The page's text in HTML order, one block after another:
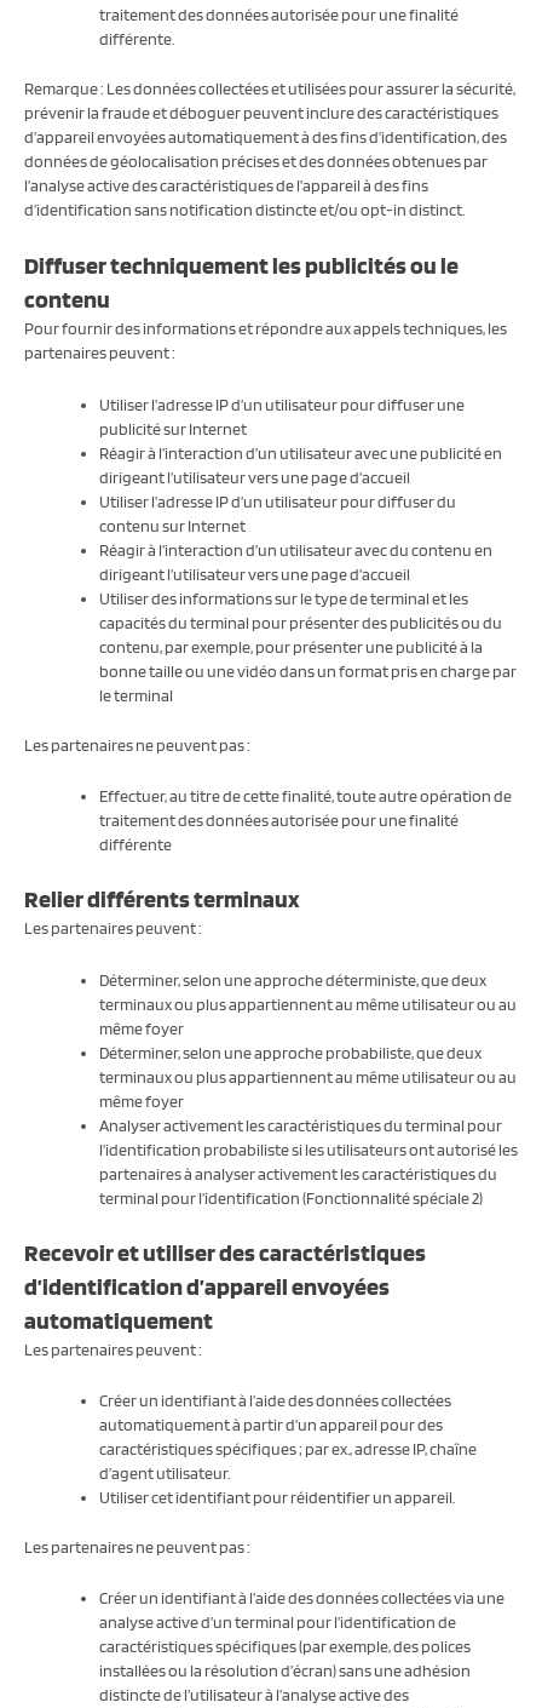
traitement des données autorisée pour une finalité
différente.
Remarque : Les données collectées et utilisées pour assurer la sécurité,
prévenir la fraude et déboguer peuvent inclure des caractéristiques
d’appareil envoyées automatiquement à des fins d’identification, des
données de géolocalisation précises et des données obtenues par
l’analyse active des caractéristiques de l’appareil à des fins
d’identification sans notification distincte et/ou opt-in distinct.
Diffuser techniquement les publicités ou le
contenu
Pour fournir des informations et répondre aux appels techniques, les
partenaires peuvent :
Utiliser l’adresse IP d’un utilisateur pour diffuser une
publicité sur Internet
Réagir à l’interaction d’un utilisateur avec une publicité en
dirigeant l’utilisateur vers une page d’accueil
Utiliser l’adresse IP d’un utilisateur pour diffuser du
contenu sur Internet
Réagir à l’interaction d’un utilisateur avec du contenu en
dirigeant l’utilisateur vers une page d’accueil
Utiliser des informations sur le type de terminal et les
capacités du terminal pour présenter des publicités ou du
contenu, par exemple, pour présenter une publicité à la
bonne taille ou une vidéo dans un format pris en charge par
le terminal
Les partenaires ne peuvent pas :
Effectuer, au titre de cette finalité, toute autre opération de
traitement des données autorisée pour une finalité
différente
Relier différents terminaux
Les partenaires peuvent :
Déterminer, selon une approche déterministe, que deux
terminaux ou plus appartiennent au même utilisateur ou au
même foyer
Déterminer, selon une approche probabiliste, que deux
terminaux ou plus appartiennent au même utilisateur ou au
même foyer
Analyser activement les caractéristiques du terminal pour
l’identification probabiliste si les utilisateurs ont autorisé les
partenaires à analyser activement les caractéristiques du
terminal pour l’identification (Fonctionnalité spéciale 2)
Recevoir et utiliser des caractéristiques
d’identification d’appareil envoyées
automatiquement
Les partenaires peuvent :
Créer un identifiant à l’aide des données collectées
automatiquement à partir d’un appareil pour des
caractéristiques spécifiques ; par ex., adresse IP, chaîne
d’agent utilisateur.
Utiliser cet identifiant pour réidentifier un appareil.
Les partenaires ne peuvent pas :
Créer un identifiant à l’aide des données collectées via une
analyse active d’un terminal pour l’identification de
caractéristiques spécifiques (par exemple, des polices
installées ou la résolution d’écran) sans une adhésion
distincte de l’utilisateur à l’analyse active des